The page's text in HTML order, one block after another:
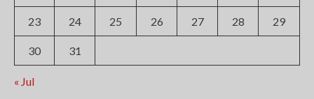
23 24 25 26 27 28 29
30 31
« Jul